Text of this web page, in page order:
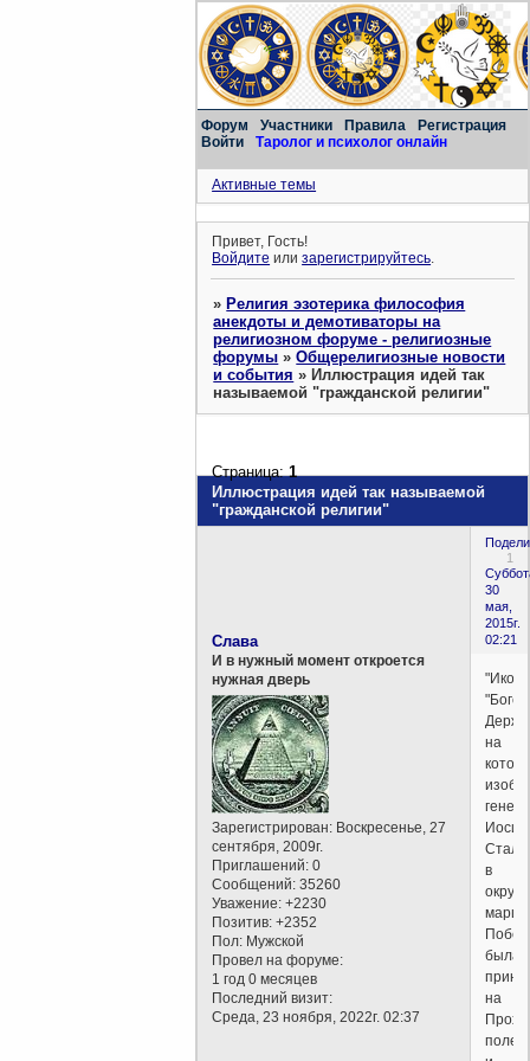
Форум Участники Правила
Регистрация
Войти
Таролог и психолог онлайн
Активные темы
Привет, Гость!
Войдите илизарегистрируйтесь.
»Религия эзотерика философия
анекдоты и демотиваторы на
религиозном форуме - религиозные
форумы »Общерелигиозные новости
и события »Иллюстрация идей так
называемой "гражданской религии"
Иллюстрация идей так называемой
"гражданской религии"
Страница:1
1
30
мая,
2015г.
02:21
Слава
И в нужный момент откроется
нужная дверь
Зарегистрирован: Воскресенье, 27
сентября, 2009г.
Приглашений: 0
Сообщений: 35260
Уважение: +2230
Позитив: +2352
Пол: Мужской
Провел на форуме:
1 год 0 месяцев
Последний визит:
Среда, 23 ноября, 2022г. 02:37
"Икона
на
Иосиф
в
была
на
поле